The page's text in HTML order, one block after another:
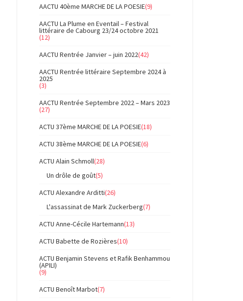
AACTU 40ème MARCHE DE LA POESIE(9)
AACTU La Plume en Eventail – Festival
littéraire de Cabourg 23/24 octobre 2021
(12)
AACTU Rentrée Janvier – juin 2022(42)
AACTU Rentrée littéraire Septembre 2024 à
2025
(3)
AACTU Rentrée Septembre 2022 – Mars 2023
(27)
ACTU 37ème MARCHE DE LA POESIE(18)
ACTU 38ème MARCHE DE LA POESIE(6)
ACTU Alain Schmoll(28)
Un drôle de goût(5)
ACTU Alexandre Arditti(26)
L'assassinat de Mark Zuckerberg(7)
ACTU Anne-Cécile Hartemann(13)
ACTU Babette de Rozières(10)
ACTU Benjamin Stevens et Rafik Benhammou
(APILI)
(9)
ACTU Benoît Marbot(7)